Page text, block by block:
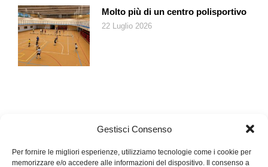
Gestisci Consenso
Per fornire le migliori esperienze, utilizziamo tecnologie come i cookie per
memorizzare e/o accedere alle informazioni del dispositivo. Il consenso a
Molto più di un centro polisportivo
22 Luglio 2026